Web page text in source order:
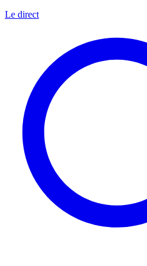
Le direct